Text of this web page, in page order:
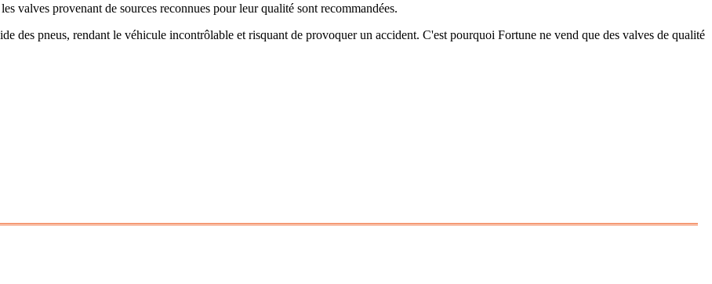
valves provenant de sources reconnues pour leur qualité sont recommandées.
des pneus, rendant le véhicule incontrôlable et risquant de provoquer un accident. C'est pourquoi Fortune ne vend que des valves de qualité